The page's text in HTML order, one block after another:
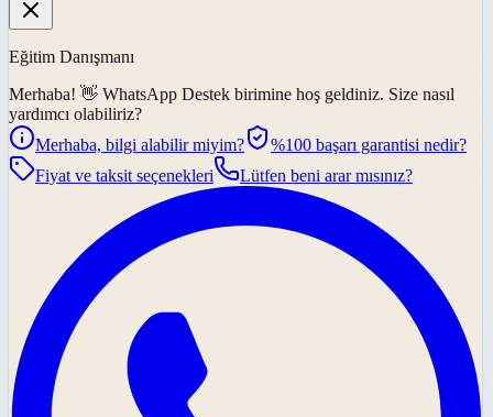
Eğitim Danışmanı
Merhaba! 👋 WhatsApp Destek birimine hoş geldiniz. Size nasıl
yardımcı olabiliriz?
Merhaba, bilgi alabilir miyim?
%100 başarı garantisi nedir?
Fiyat ve taksit seçenekleri
Lütfen beni arar mısınız?